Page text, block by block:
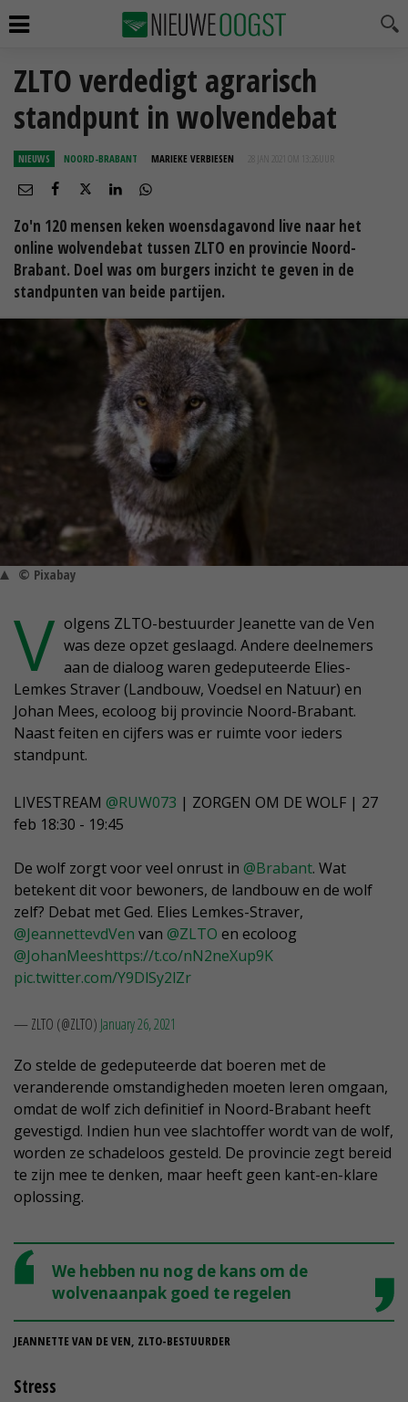
ZLTO verdedigt agrarisch
standpunt in wolvendebat
NIEUWS NOORD-BRABANT MARIEKE VERBIESEN 28 JAN 2021 OM 13:26
Zo'n 120 mensen keken woensdagavond live naar het
online wolvendebat tussen ZLTO en provincie Noord-
Brabant. Doel was om burgers inzicht te geven in de
standpunten van beide partijen.
© Pixabay
V olgens ZLTO-bestuurder Jeanette van de Ven
was deze opzet geslaagd. Andere deelnemers
aan de dialoog waren gedeputeerde Elies-
Lemkes Straver (Landbouw, Voedsel en Natuur) en
Johan Mees, ecoloog bij provincie Noord-Brabant.
Naast feiten en cijfers was er ruimte voor ieders
standpunt.
LIVESTREAM @RUW073 | ZORGEN OM DE WOLF | 27
feb 18:30 - 19:45
De wolf zorgt voor veel onrust in @Brabant. Wat
betekent dit voor bewoners, de landbouw en de wolf
zelf? Debat met Ged. Elies Lemkes-Straver,
@JeannettevdVen van @ZLTO en ecoloog
@JohanMeeshttps://t.co/nN2neXup9K
pic.twitter.com/Y9DlSy2lZr
— ZLTO (@ZLTO) January 26, 2021
Zo stelde de gedeputeerde dat boeren met de
veranderende omstandigheden moeten leren omgaan,
omdat de wolf zich definitief in Noord-Brabant heeft
gevestigd. Indien hun vee slachtoffer wordt van de wolf,
worden ze schadeloos gesteld. De provincie zegt bereid
te zijn mee te denken, maar heeft geen kant-en-klare
oplossing.
We hebben nu nog de kans om de
wolvenaanpak goed te regelen
JEANNETTE VAN DE VEN, ZLTO-BESTUURDER
Stress